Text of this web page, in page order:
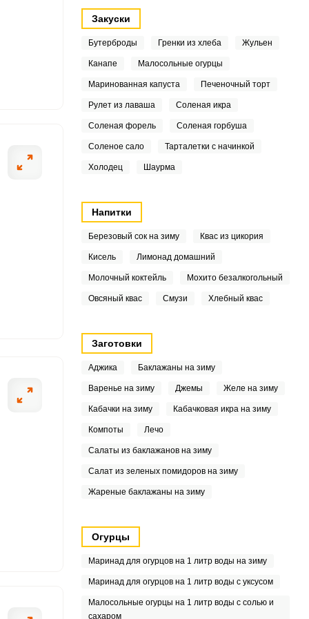
Закуски
Бутерброды Гренки из хлеба Жульен
Канапе Малосольные огурцы
Маринованная капуста Печеночный торт
Рулет из лаваша Соленая икра
Соленая форель Соленая горбуша
Соленое сало Тарталетки с начинкой
Холодец Шаурма
Напитки
Березовый сок на зиму Квас из цикория
Кисель Лимонад домашний
Молочный коктейль Мохито безалкогольный
Овсяный квас Смузи Хлебный квас
Заготовки
Аджика Баклажаны на зиму
Варенье на зиму Джемы Желе на зиму
Кабачки на зиму Кабачковая икра на зиму
Компоты Лечо
Салаты из баклажанов на зиму
Салат из зеленых помидоров на зиму
Жареные баклажаны на зиму
Огурцы
Маринад для огурцов на 1 литр воды на зиму
Маринад для огурцов на 1 литр воды с уксусом
Малосольные огурцы на 1 литр воды с солью и
сахаром
до готовности.